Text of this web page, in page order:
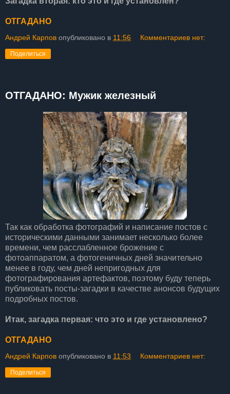
ОТГАДАНО
Андрей Карпов опубликовано в 11:56 Комментариев нет:
Поделиться
ОТГАДАНО: Мужик железный
Так как обработка фотографий и написание постов с
историческими данными занимает несколько более
времени, чем расслабленное брожение с
фотоаппаратом, а фотогеничных дней значительно
менее в году, чем дней непригодных для
фотографирования артефактов, поэтому буду теперь
публиковать посты-загадки в качестве анонсов будущих
подробных постов.
Итак, загадка первая: что это и где установлено?
ОТГАДАНО
Андрей Карпов опубликовано в 11:53 Комментариев нет:
Поделиться